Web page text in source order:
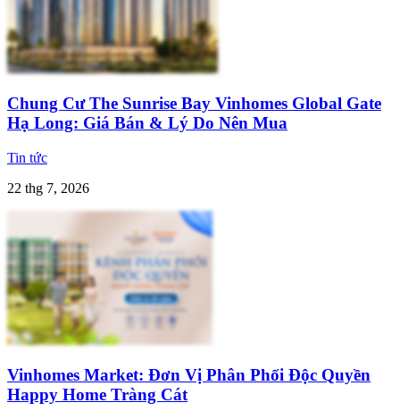
Chung Cư The Sunrise Bay Vinhomes Global Gate
Hạ Long: Giá Bán & Lý Do Nên Mua
Tin tức
22 thg 7, 2026
Vinhomes Market: Đơn Vị Phân Phối Độc Quyền
Happy Home Tràng Cát